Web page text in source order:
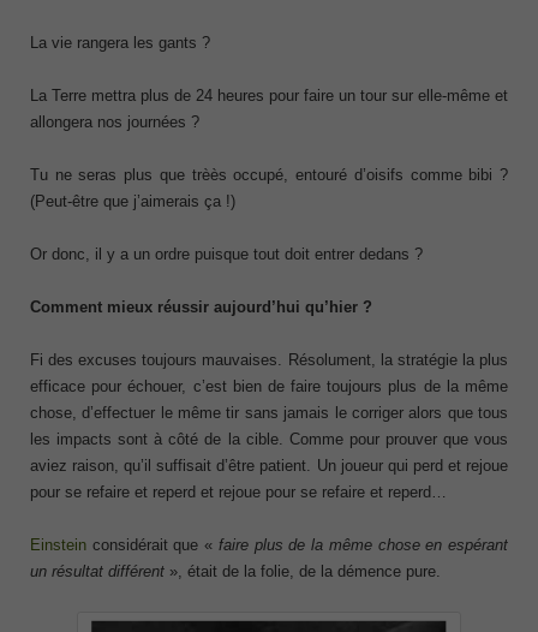
La vie rangera les gants ?
La Terre mettra plus de 24 heures pour faire un tour sur elle-même et
allongera nos journées ?
Tu ne seras plus que trèès occupé, entouré d’oisifs comme bibi ?
(Peut-être que j’aimerais ça !)
Or donc, il y a un ordre puisque tout doit entrer dedans ?
Comment mieux réussir aujourd’hui qu’hier ?
Fi des excuses toujours mauvaises. Résolument, la stratégie la plus
efficace pour échouer, c’est bien de faire toujours plus de la même
chose, d’effectuer le même tir sans jamais le corriger alors que tous
les impacts sont à côté de la cible. Comme pour prouver que vous
aviez raison, qu’il suffisait d’être patient. Un joueur qui perd et rejoue
pour se refaire et reperd et rejoue pour se refaire et reperd…
Einstein considérait que « faire plus de la même chose en espérant
un résultat différent », était de la folie, de la démence pure.